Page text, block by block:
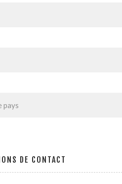
DE CONTACT